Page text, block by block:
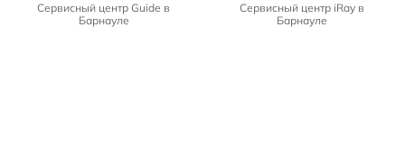
Сервисный центр Guide в
Барнауле
Сервисный центр iRay в
Барнауле